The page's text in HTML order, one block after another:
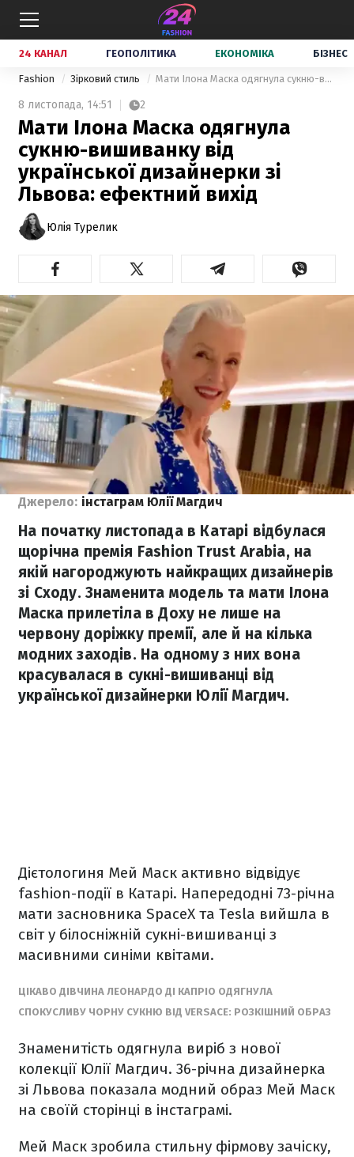
24 КАНАЛ ГЕОПОЛІТИКА ЕКОНОМІКА БІЗНЕС
Fashion Зірковий стиль Мати Ілона Маска одягнула сукню-вишиванку від української дизайнерки зі Львова: ефектний вихід
8 листопада, 14:51 2
Мати Ілона Маска одягнула
сукню-вишиванку від
української дизайнерки зі
Львова: ефектний вихід
Юлія Турелик
Джерело: інстаграм Юлії Магдич
На початку листопада в Катарі відбулася
щорічна премія Fashion Trust Arabia, на
якій нагороджують найкращих дизайнерів
зі Сходу. Знаменита модель та мати Ілона
Маска прилетіла в Доху не лише на
червону доріжку премії, але й на кілька
модних заходів. На одному з них вона
красувалася в сукні-вишиванці від
української дизайнерки Юлії Магдич.
Дієтологиня Мей Маск активно відвідує
fashion-події в Катарі. Напередодні 73-річна
мати засновника SpaceX та Tesla вийшла в
світ у білосніжній сукні-вишиванці з
масивними синіми квітами.
ЦІКАВО ДІВЧИНА ЛЕОНАРДО ДІ КАПРІО ОДЯГНУЛА
СПОКУСЛИВУ ЧОРНУ СУКНЮ ВІД VERSACE: РОЗКІШНИЙ ОБРАЗ
Знаменитість одягнула виріб з нової
колекції Юлії Магдич. 36-річна дизайнерка
зі Львова показала модний образ Мей Маск
на своїй сторінці в інстаграмі.
Мей Маск зробила стильну фірмову зачіску,